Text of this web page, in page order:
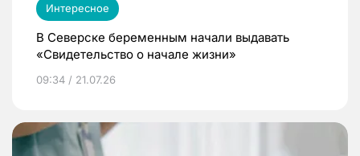
Интересное
В Северске беременным начали выдавать
«Свидетельство о начале жизни»
09:34 / 21.07.26